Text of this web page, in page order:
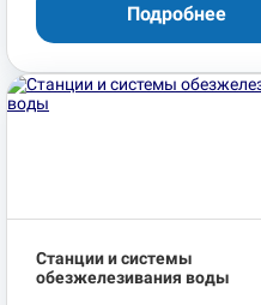
Подробнее
Станции и системы
обезжелезивания воды